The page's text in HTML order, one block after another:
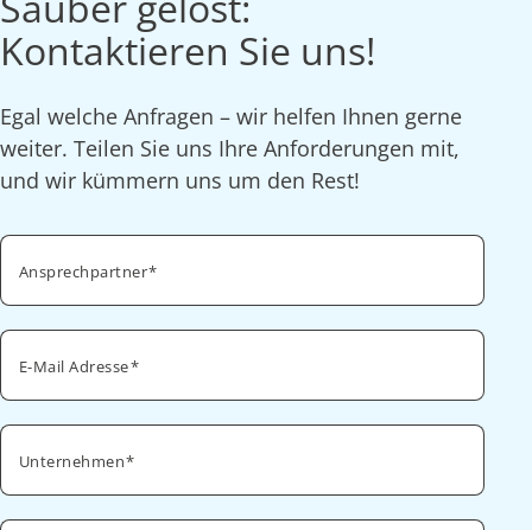
Kontaktieren Sie uns!
Egal welche Anfragen – wir helfen Ihnen gerne
weiter. Teilen Sie uns Ihre Anforderungen mit,
und wir kümmern uns um den Rest!
Ansprechpartner
E-Mail Adresse
Unternehmen